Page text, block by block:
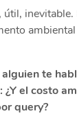
inevitable.
te
el costo
query?